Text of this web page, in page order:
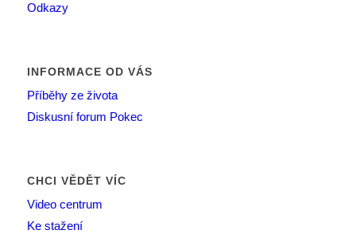
Odkazy
INFORMACE OD VÁS
Příběhy ze života
Diskusní forum Pokec
CHCI VĚDĚT VÍC
Video centrum
Ke stažení